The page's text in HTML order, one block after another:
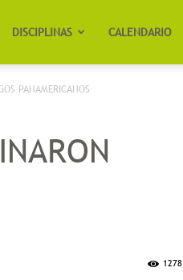
DISCIPLINAS CALENDARIO
PANAMERICANOS
1278